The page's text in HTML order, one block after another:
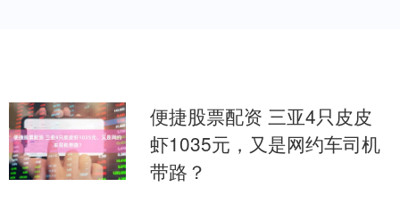
便捷股票配资 三亚4只皮皮
虾1035元，又是网约车司机
带路？